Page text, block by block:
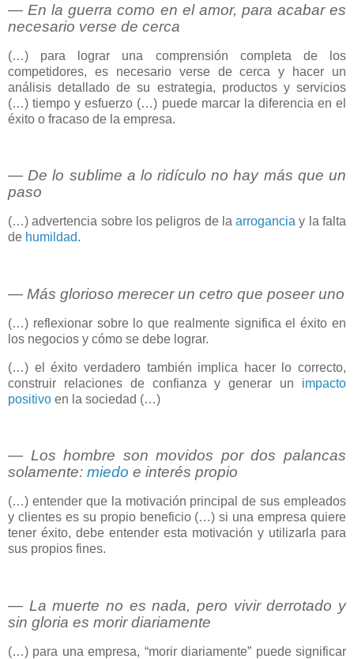
― En la guerra como en el amor, para acabar es
necesario verse de cerca
(…) para lograr una comprensión completa de los
competidores, es necesario verse de cerca y hacer un
análisis detallado de su estrategia, productos y servicios
(…) tiempo y esfuerzo (…) puede marcar la diferencia en el
éxito o fracaso de la empresa.
― De lo sublime a lo ridículo no hay más que un
paso
(…) advertencia sobre los peligros de laarrogancia y la falta
de humildad.
― Más glorioso merecer un cetro que poseer uno
(…) reflexionar sobre lo que realmente significa el éxito en
los negocios y cómo se debe lograr.
(…) el éxito verdadero también implica hacer lo correcto,
construir relaciones de confianza y generar un impacto
positivo en la sociedad (…)
― Los hombre son movidos por dos palancas
solamente: miedo e interés propio
(…) entender que la motivación principal de sus empleados
y clientes es su propio beneficio (…) si una empresa quiere
tener éxito, debe entender esta motivación y utilizarla para
sus propios fines.
― La muerte no es nada, pero vivir derrotado y
sin gloria es morir diariamente
(…) para una empresa, “morir diariamente” puede significar